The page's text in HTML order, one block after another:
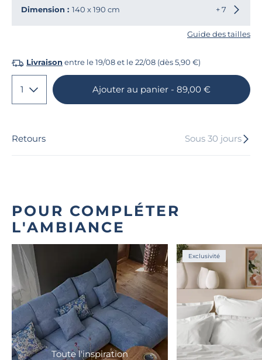
Dimension : 140 x 190 cm + 7
Guide des tailles
Livraison entre le 19/08 et le 22/08 (dès 5,90 €)
1 Ajouter au panier - 89,00 €
Retours Sous 30 jours
POUR COMPLÉTER
L'AMBIANCE
Toute l'inspiration
Exclusivité